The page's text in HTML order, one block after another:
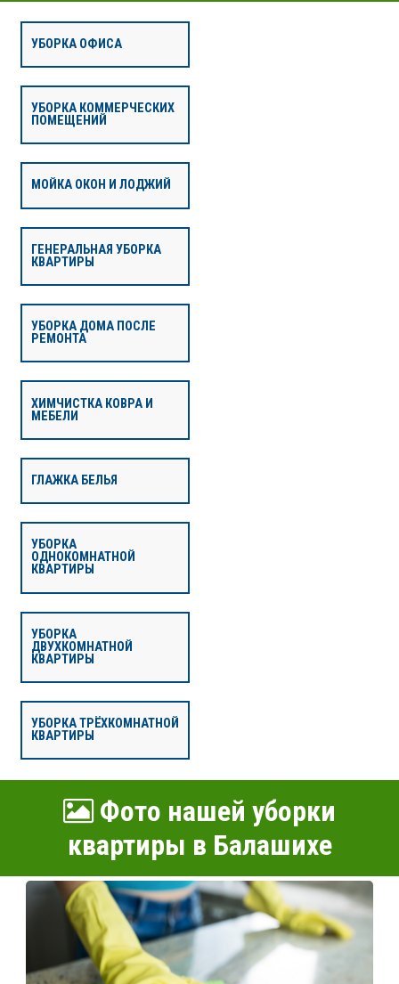
УБОРКА ОФИСА
УБОРКА КОММЕРЧЕСКИХ
ПОМЕЩЕНИЙ
МОЙКА ОКОН И ЛОДЖИЙ
ГЕНЕРАЛЬНАЯ УБОРКА
КВАРТИРЫ
УБОРКА ДОМА ПОСЛЕ
РЕМОНТА
ХИМЧИСТКА КОВРА И
МЕБЕЛИ
ГЛАЖКА БЕЛЬЯ
УБОРКА
ОДНОКОМНАТНОЙ
КВАРТИРЫ
УБОРКА
ДВУХКОМНАТНОЙ
КВАРТИРЫ
УБОРКА ТРЁХКОМНАТНОЙ
КВАРТИРЫ
Фото нашей уборки
квартиры в Балашихе